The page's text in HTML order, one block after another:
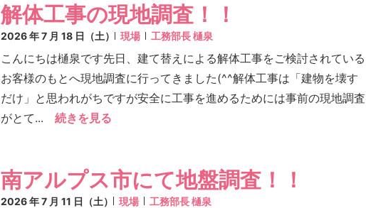
解体工事の現地調査！！
2026 年 7 月 18 日（土） 現場 工務部長 樋泉
こんにちは樋泉です先日、建て替えによる解体工事をご検討されている
お客様のもとへ現地調査に行ってきました(^^解体工事は「建物を壊す
だけ」と思われがちですが安全に工事を進めるためには事前の現地調査
がとて...
続きを見る
南アルプス市にて地盤調査！！
2026 年 7 月 11 日（土） 現場 工務部長 樋泉